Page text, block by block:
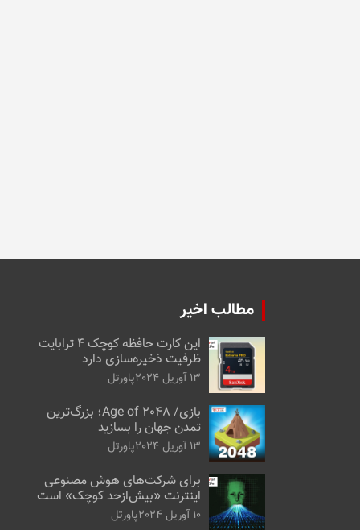
مطالب اخیر
این کارت حافظه کوچک ۴ ترابایت
ظرفیت ذخیره‌سازی دارد
13 آوریل 2024 پاورتل
بازی/ Age of 2048؛ بزرگ‌ترین
تمدن جهان را بسازید
13 آوریل 2024 پاورتل
برای شرکت‌های هوش مصنوعی
اینترنت «بیش‌از‌حد کوچک» است
10 آوریل 2024 پاورتل